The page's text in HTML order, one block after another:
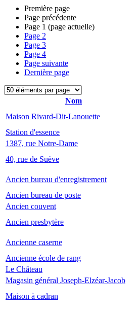
Première page
Page précédente
Page 1 (page actuelle)
Page 2
Page 3
Page 4
Page suivante
Dernière page
Nom
Maison Rivard-Dit-Lanouette
Station d'essence
1387, rue Notre-Dame
40, rue de Suève
Ancien bureau d'enregistrement
Ancien bureau de poste
Ancien couvent
Ancien presbytère
Ancienne caserne
Ancienne école de rang
Le Château
Magasin général Joseph-Elzéar-Jacob
Maison à cadran